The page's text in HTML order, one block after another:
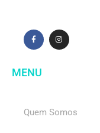
MENU
Quem Somos